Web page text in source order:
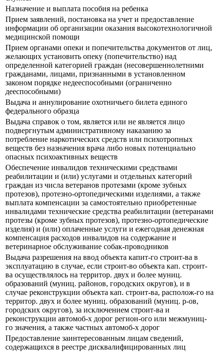
Назначение и выплата пособия на ребенка
Прием заявлений, постановка на учет и предоставление
информации об организации оказания высокотехнологичной
медицинской помощи
Прием органами опеки и попечительства документов от лиц,
желающих установить опеку (попечительство) над
определенной категорией граждан (несовершеннолетними
гражданами, лицами, признанными в установленном
законом порядке недееспособными (ограниченно
дееспособными)
Выдача и аннулирование охотничьего билета единого
федерального образца
Выдача справок о том, является или не является лицо
подвергнутым административному наказанию за
потребление наркотических средств или психотропных
веществ без назначения врача либо новых потенциально
опасных психоактивных веществ
Обеспечение инвалидов техническими средствами
реабилитации и (или) услугами и отдельных категорий
граждан из числа ветеранов протезами (кроме зубных
протезов), протезно-ортопедическими изделиями, а также
выплата компенсации за самостоятельно приобретенные
инвалидами технические средства реабилитации (ветеранами
протезы (кроме зубных протезов), протезно-ортопедические
изделия) и (или) оплаченные услуги и ежегодная денежная
компенсация расходов инвалидов на содержание и
ветеринарное обслуживание собак-проводников
Выдача разрешения на ввод объекта капит-го строит-ва в
эксплуатацию в случае, если строит-во объекта кап. строит-
ва осуществлялось на территор. двух и более муниц.
образований (муниц. районов, городских округов), и в
случае реконструкции объекта кап. строит-ва, располож-го на
территор. двух и более муниц. образований (муниц. р-ов,
городских округов), за исключением строит-ва и
реконструкции автомоб-х дорог регион-ого или межмуниц-
го значения, а также частных автомоб-х дорог
Предоставление заинтересованным лицам сведений,
содержащихся в реестре дисквалифицированных лиц